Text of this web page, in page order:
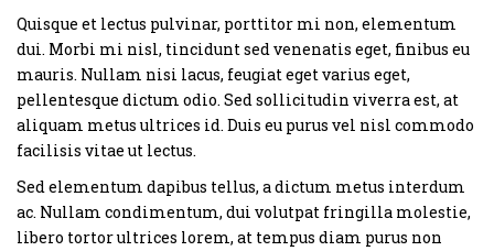
Quisque et lectus pulvinar, porttitor mi non, elementum
dui. Morbi mi nisl, tincidunt sed venenatis eget, finibus eu
mauris. Nullam nisi lacus, feugiat eget varius eget,
pellentesque dictum odio. Sed sollicitudin viverra est, at
aliquam metus ultrices id. Duis eu purus vel nisl commodo
facilisis vitae ut lectus.
Sed elementum dapibus tellus, a dictum metus interdum
ac. Nullam condimentum, dui volutpat fringilla molestie,
libero tortor ultrices lorem, at tempus diam purus non